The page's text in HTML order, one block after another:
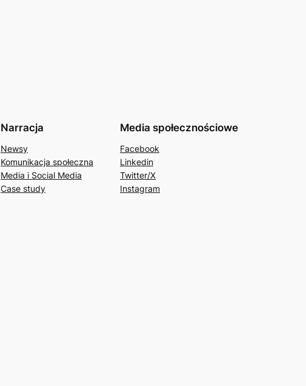
Narracja
Newsy
Komunikacja społeczna
Media i Social Media
Case study
Media społecznościowe
Facebook
Linkedin
Twitter/X
Instagram